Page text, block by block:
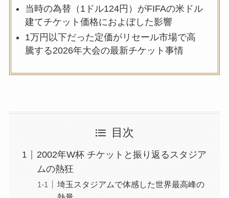
当時の為替（1ドル124円）がFIFAの米ドル
建てチケット価格におよぼした影響
1万円以下だった定価がリセール市場で高
騰する2026年大会の最新チケット事情
目次
2002年W杯 チケットと振り返るスタジア
ムの熱狂
埼玉スタジアムで体感した世界最高峰の